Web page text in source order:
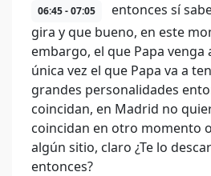
06:45 - 07:05
entonces sí
gira y que bueno, en este
embargo, el que Papa venga
única vez el que Papa va a
grandes personalidades
coincidan, en Madrid no
coincidan en otro momento
algún sitio, claro ¿Te lo
entonces?